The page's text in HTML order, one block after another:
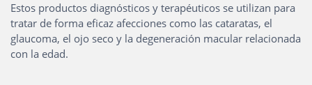
Estos productos diagnósticos y terapéuticos se utilizan para
tratar de forma eficaz afecciones como las cataratas, el
glaucoma, el ojo seco y la degeneración macular relacionada
con la edad.